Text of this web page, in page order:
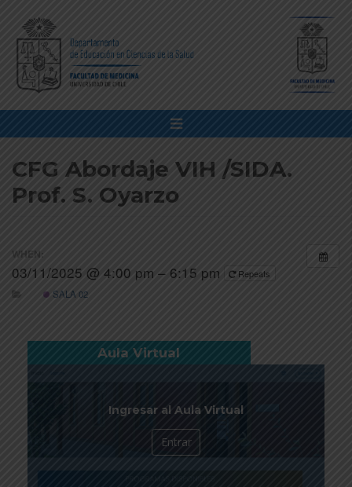
CFG Abordaje VIH /SIDA.
Prof. S. Oyarzo
WHEN:
03/11/2025 @ 4:00 pm – 6:15 pm
Repeats
SALA 02
Aula Virtual
Ingresar al Aula Virtual
Entrar